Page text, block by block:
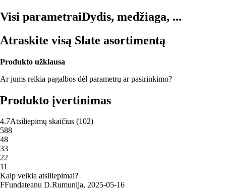
Visi parametraiDydis, medžiaga, ...
Atraskite visą Slate asortimentą
Produkto užklausa
Ar jums reikia pagalbos dėl parametrų ar pasirinkimo?
Produkto įvertinimas
4.7Atsiliepimų skaičius (102)
588
48
33
22
11
Kaip veikia atsiliepimai?
FFundateanu D.Rumunija, 2025‑05‑16